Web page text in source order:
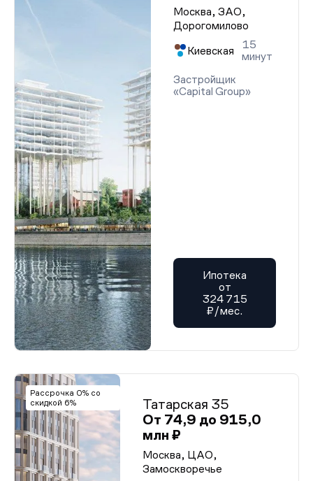
Москва, ЗАО,
Дорогомилово
Киевская
15
минут
Застройщик
«Capital Group»
Ипотека
от
324 715
₽/мес.
Рассрочка 0% со
скидкой 6%
Татарская 35
От 74,9 до 915,0
млн ₽
Москва, ЦАО,
Замоскворечье